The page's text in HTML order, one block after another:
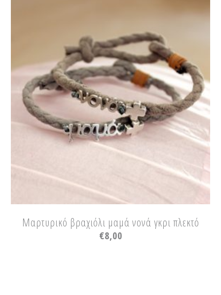
Μαρτυρικό βραχιόλι μαμά νονά γκρι πλεκτό
€8,00